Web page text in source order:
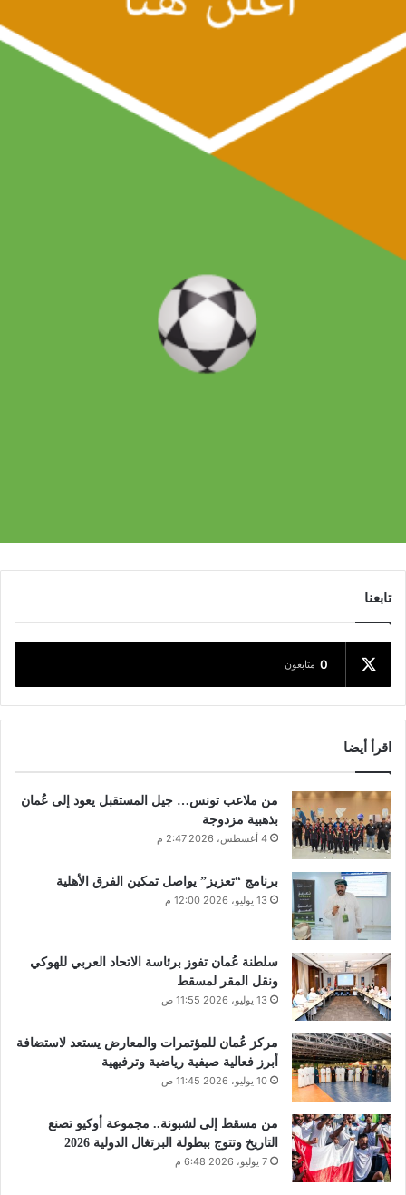
تابعنا
0 متابعون
اقرأ أيضا
من ملاعب تونس… جيل المستقبل يعود إلى عُمان
بذهبية مزدوجة
4 أغسطس، 2026 2:47 م
برنامج “تعزيز” يواصل تمكين الفرق الأهلية
13 يوليو، 2026 12:00 م
سلطنة عُمان تفوز برئاسة الاتحاد العربي للهوكي
ونقل المقر لمسقط
13 يوليو، 2026 11:55 ص
مركز عُمان للمؤتمرات والمعارض يستعد لاستضافة
أبرز فعالية صيفية رياضية وترفيهية
10 يوليو، 2026 11:45 ص
من مسقط إلى لشبونة.. مجموعة أوكيو تصنع
التاريخ وتتوج ببطولة البرتغال الدولية 2026
7 يوليو، 2026 6:48 م